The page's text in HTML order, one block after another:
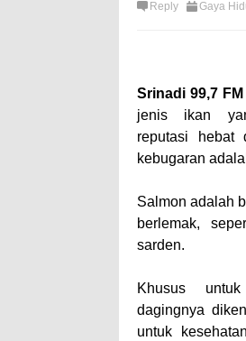
Reply Gaya
Srinadi 99,7
jenis
ikan
reputasi hebat
kebugaran
Salmon adalah
berlemak,
sarden.
Khusus
dagingnya
untuk